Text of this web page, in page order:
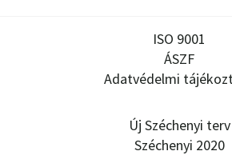
ISO 9001
ÁSZF
Adatvédelmi
Új Széchenyi terv
Széchenyi 2020